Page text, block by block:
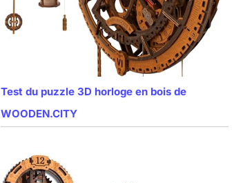
Test du puzzle 3D horloge en bois de
WOODEN.CITY